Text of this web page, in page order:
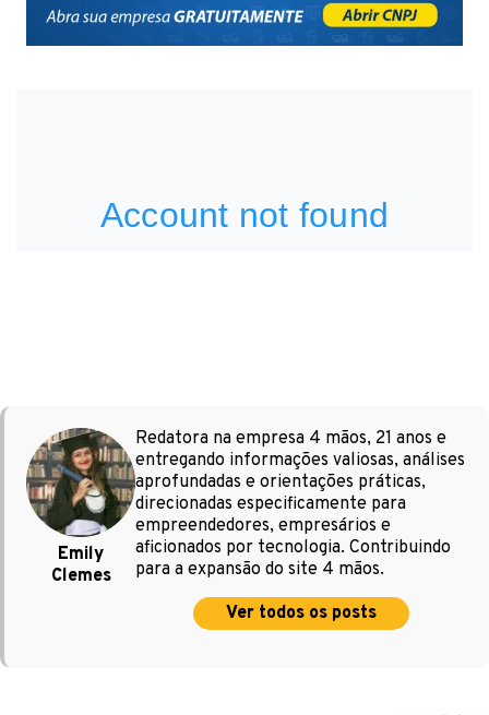
Emily
Clemes
Redatora na empresa 4 mãos, 21 anos e
entregando informações valiosas, análises
aprofundadas e orientações práticas,
direcionadas especificamente para
empreendedores, empresários e
aficionados por tecnologia. Contribuindo
para a expansão do site 4 mãos.
Ver todos os posts